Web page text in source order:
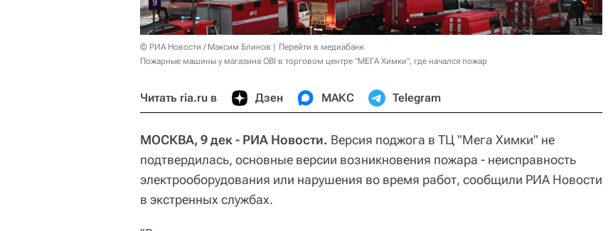
© РИА Новости / Максим Блинов
Перейти в медиабанк
Пожарные машины у магазина OBI в торговом центре "МЕГА Химки", где начался пожар
Читать ria.ru в Дзен МАКС Telegram
МОСКВА, 9 дек - РИА Новости. Версия поджога в ТЦ "Мега Химки" не
подтвердилась, основные версии возникновения пожара - неисправность
электрооборудования или нарушения во время работ, сообщили РИА Новости
в экстренных службах.